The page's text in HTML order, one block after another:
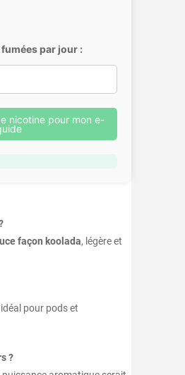
par jour :
nicotine pour mon e-
façon koolada, légère et
pour pods et
?